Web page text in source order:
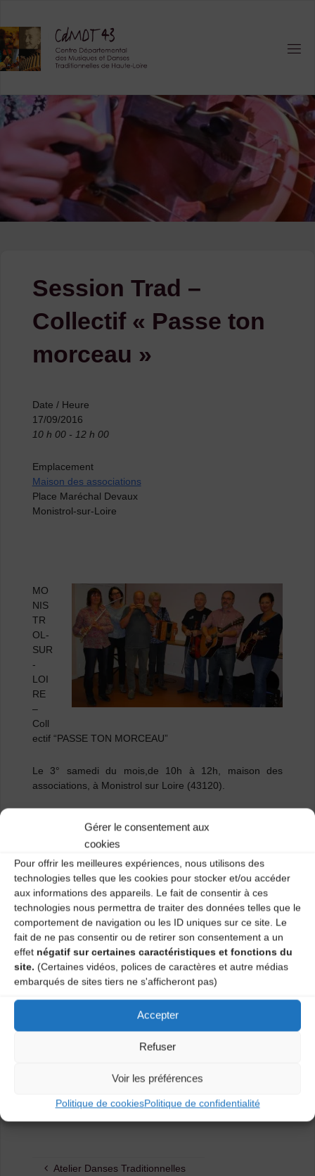
Gérer le consentement aux
cookies
Pour offrir les meilleures expériences, nous utilisons des
technologies telles que les cookies pour stocker et/ou accéder
aux informations des appareils. Le fait de consentir à ces
technologies nous permettra de traiter des données telles que le
comportement de navigation ou les ID uniques sur ce site. Le
fait de ne pas consentir ou de retirer son consentement a un
effet négatif sur certaines caractéristiques et fonctions du
site. (Certaines vidéos, polices de caractères et autre médias
embarqués de sites tiers ne s'afficheront pas)
Accepter
Refuser
Voir les préférences
Politique de cookiesPolitique de confidentialité
content
Session Trad –
Collectif « Passe ton
morceau »
Date / Heure
17/09/2016
10 h 00 - 12 h 00
Emplacement
Maison des associations
Place Maréchal Devaux
Monistrol-sur-Loire
MO
NIS
TR
OL-
SUR
-
LOI
RE
–
Coll
ectif “PASSE TON MORCEAU”
Le 3° samedi du mois,de 10h à 12h, maison des
associations, à Monistrol sur Loire (43120).
pratique de son instrument. Nous apprenons “à l’oreille”
des morceaux de musique trad d’ici ou d’ailleurs, en vue
d’animer des tranches de bal trad, fête de la musique,
soirées familiales , manifestations privées ,
concerts…. Tout musicien intéressé peut se joindre à
nous, n’importe quand dans l’année, il sera le bienvenu.
Prendre contact par mail ou téléphone avant première
participation.
Collectif membre de l’Ecole Intercommunale de
Musique et Danse des Marches du Velay.
Plus d’informations : Jacques 0672999775 ou contact
Atelier Danses Traditionnelles